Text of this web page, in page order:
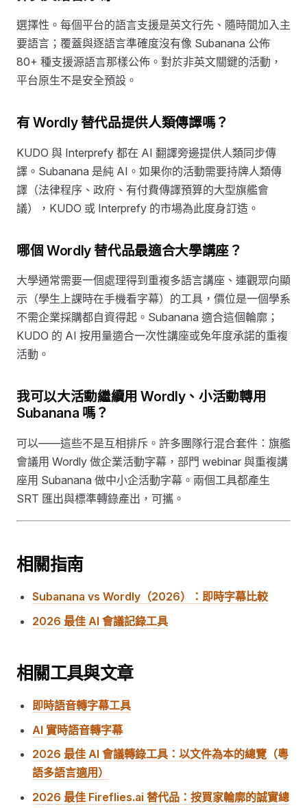
選擇性。每個平台的語言支援是英文行先、隨時間加入主
要語言；覆蓋與逐語言準確度沒有像 Subanana 公佈
80+ 種支援源語言那樣公佈。對於非英文關鍵的活動，
平台原生不是安全預設。
有 Wordly 替代品提供人類傳譯嗎？
KUDO 與 Interprefy 都在 AI 翻譯旁邊提供人類同步傳
譯。Subanana 是純 AI。如果你的活動需要持牌人類傳
譯（法律程序、政府、有付費傳譯預算的大型旗艦會
議），KUDO 或 Interprefy 的市場為此度身訂造。
哪個 Wordly 替代品最適合大學講座？
大學通常需要一個處理得到重複多語言講座、連觀眾向顯
示（學生上課時在手機看字幕）的工具，價位是一個學系
不需企業採購都自資得起。Subanana 適合這個輪廓；
KUDO 的 AI 按用量適合一次性講座或免年度承諾的重複
活動。
我可以大活動繼續用 Wordly、小活動轉用
Subanana 嗎？
可以——這些不是互相排斥。許多團隊行混合套件：旗艦
會議用 Wordly 做企業活動字幕，部門 webinar 與重複講
座用 Subanana 做中小企活動字幕。兩個工具都產生
SRT 匯出與標準轉錄產出，可攜。
相關指南
Subanana vs Wordly（2026）：即時字幕比較
2026 最佳 AI 會議記錄工具
相關工具與文章
即時語音轉字幕工具
AI 實時語音轉字幕
2026 最佳 AI 會議轉錄工具：以文件為本的總覽（粵
語多語言適用）
2026 最佳 Fireflies.ai 替代品：按買家輪廓的誠實總